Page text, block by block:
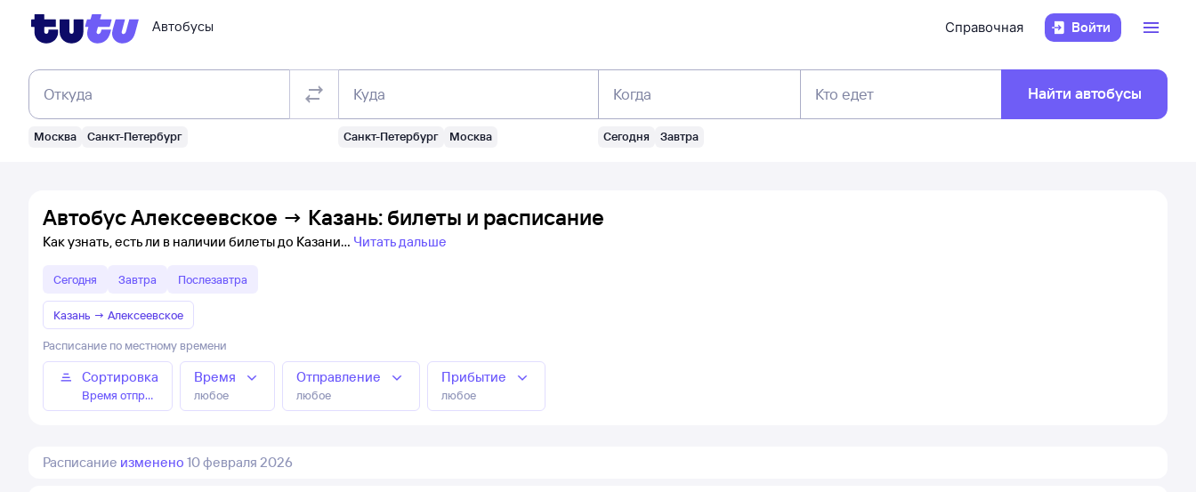
Автобусы Справочная Войти
Откуда
Москва Санкт-Петербург
Куда
Санкт-Петербург Москва
Когда
Сегодня Завтра
Кто едет Найти автобусы
Автобус Алексеевское → Казань: билеты и расписание
Как узнать, есть ли в наличии билеты до Казани Читать дальше
Сегодня Завтра Послезавтра
Казань → Алексеевское
Расписание по местному времени
Сортировка
Время отправления
Время
любое
Отправление
любое
Прибытие
любое
Расписание изменено 10 февраля 2026